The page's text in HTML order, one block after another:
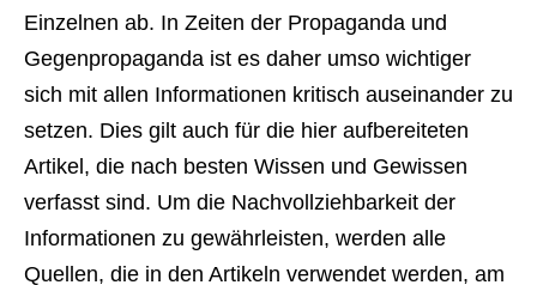
Einzelnen ab. In Zeiten der Propaganda und
Gegenpropaganda ist es daher umso wichtiger
sich mit allen Informationen kritisch auseinander zu
setzen. Dies gilt auch für die hier aufbereiteten
Artikel, die nach besten Wissen und Gewissen
verfasst sind. Um die Nachvollziehbarkeit der
Informationen zu gewährleisten, werden alle
Quellen, die in den Artikeln verwendet werden, am